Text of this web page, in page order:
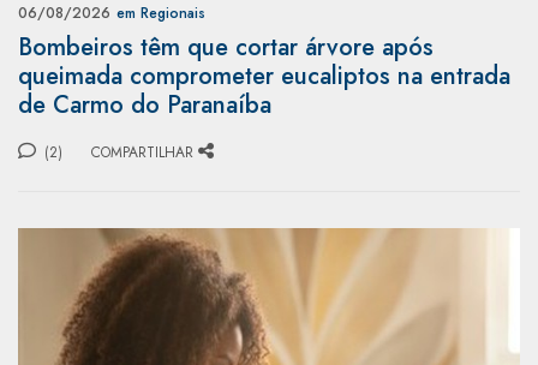
06/08/2026 em Regionais
Bombeiros têm que cortar árvore após
queimada comprometer eucaliptos na entrada
de Carmo do Paranaíba
(2) COMPARTILHAR